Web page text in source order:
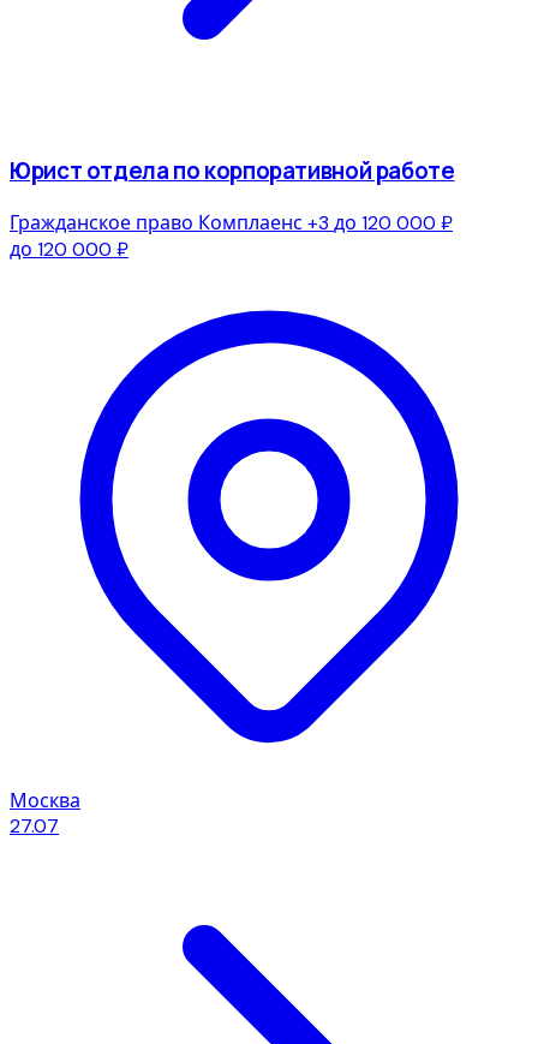
Юрист отдела по корпоративной работе
Гражданское право Комплаенс +3 до 120 000 ₽
до 120 000 ₽
Москва
27.07